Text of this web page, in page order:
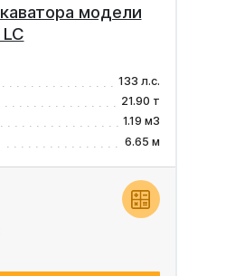
модели
133 л.с.
21.90 т
1.19 м3
6.65 м